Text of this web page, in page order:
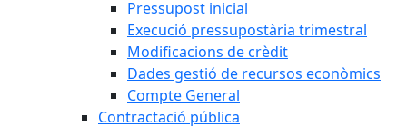
Pressupost inicial
Execució pressupostària trimestral
Modificacions de crèdit
Dades gestió de recursos econòmics
Compte General
Contractació pública